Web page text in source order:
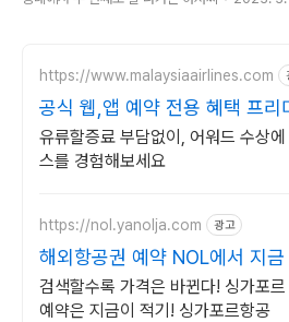
https://www.malaysiaairlines.com
공식 웹,앱 예약 전용 혜택 프리
유류할증료 부담없이, 어워드 수상에
스를 경험해보세요
https://nol.yanolja.com 광고
해외항공권 예약 NOL에서 지금
해외노선 특가
검색할수록 가격은 바뀐다! 싱가포
예약은 지금이 적기! 싱가포르항공